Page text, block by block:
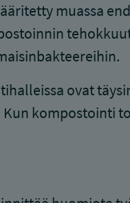
muassa
ovat
kompostointi